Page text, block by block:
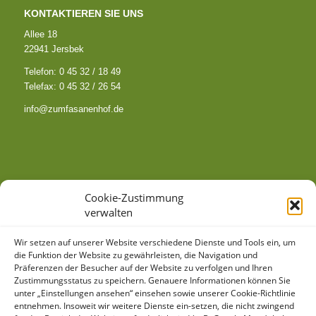
Cookie-Zustimmung
verwalten
Wir setzen auf unserer Website verschiedene Dienste und Tools ein, um
die Funktion der Website zu gewährleisten, die Navigation und
Präferenzen der Besucher auf der Website zu verfolgen und Ihren
Zustimmungsstatus zu speichern. Genauere Informationen können Sie
unter „Einstellungen ansehen“ einsehen sowie unserer Cookie-Richtlinie
entnehmen. Insoweit wir weitere Dienste ein-setzen, die nicht zwingend
KONTAKTIEREN SIE UNS
Allee 18
22941 Jersbek
Telefon: 0 45 32 / 18 49
Telefax: 0 45 32 / 26 54
info@zumfasanenhof.de
SO FINDEN SIE ZU UNS
Klicke hier, um Marketing-Cookies zu
akzeptieren und diesen Inhalt zu aktivieren